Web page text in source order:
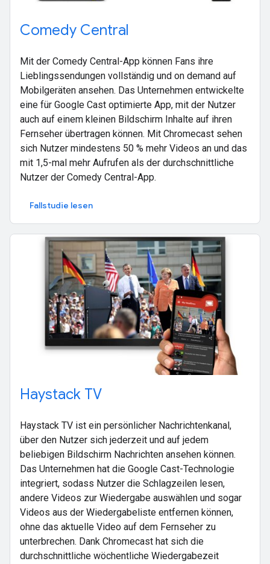
Comedy Central
Mit der Comedy Central-App können Fans ihre
Lieblingssendungen vollständig und on demand auf
Mobilgeräten ansehen. Das Unternehmen entwickelte
eine für Google Cast optimierte App, mit der Nutzer
auch auf einem kleinen Bildschirm Inhalte auf ihren
Fernseher übertragen können. Mit Chromecast sehen
sich Nutzer mindestens 50 % mehr Videos an und das
mit 1,5-mal mehr Aufrufen als der durchschnittliche
Nutzer der Comedy Central-App.
Fallstudie lesen
Haystack TV
Haystack TV ist ein persönlicher Nachrichtenkanal,
über den Nutzer sich jederzeit und auf jedem
beliebigen Bildschirm Nachrichten ansehen können.
Das Unternehmen hat die Google Cast-Technologie
integriert, sodass Nutzer die Schlagzeilen lesen,
andere Videos zur Wiedergabe auswählen und sogar
Videos aus der Wiedergabeliste entfernen können,
ohne das aktuelle Video auf dem Fernseher zu
unterbrechen. Dank Chromecast hat sich die
durchschnittliche wöchentliche Wiedergabezeit